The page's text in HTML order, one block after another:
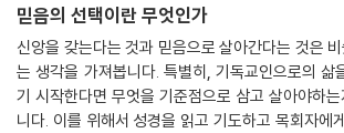
하나님의 시간은 우리 생각이 바뀌고, 우리 태도가
간입니다. 하나님의 시간은 우리 믿음이 자라서 매
마치 대나무가 자라서 마디가 생기듯 그렇게 마디
믿음의 시간은 지나면서 하나씩 매듭을 만듭니다.
단계로 나아갑니다. 건물을 지을 때도 그렇지 않습니
믿음의 선택이란 무엇인가
신앙을 갖는다는 것과 믿음으로 살아간다는 것은
는 생각을 가져봅니다. 특별히, 기독교인으로의 삶
기 시작한다면 무엇을 기준점으로 삼고 살아야하
니다. 이를 위해서 성경을 읽고 기도하고 목회자에